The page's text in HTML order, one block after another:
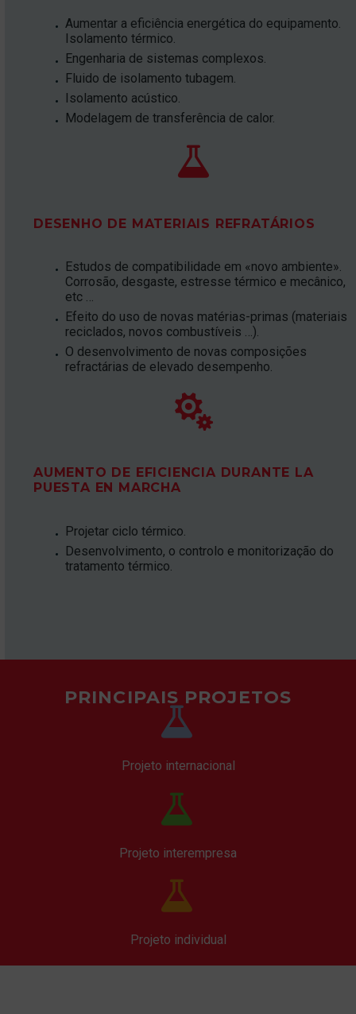
Aumentar a eficiência energética do equipamento.
Isolamento térmico.
Engenharia de sistemas complexos.
Fluido de isolamento tubagem.
Isolamento acústico.
Modelagem de transferência de calor.


DESENHO DE MATERIAIS REFRATÁRIOS
Estudos de compatibilidade em «novo ambiente».
Corrosão, desgaste, estresse térmico e mecânico,
etc …
Efeito do uso de novas matérias-primas (materiais
reciclados, novos combustíveis …).
O desenvolvimento de novas composições
refractárias de elevado desempenho.


AUMENTO DE EFICIENCIA DURANTE LA
PUESTA EN MARCHA
Projetar ciclo térmico.
Desenvolvimento, o controlo e monitorização do
tratamento térmico.
PRINCIPAIS PROJETOS


Projeto internacional


Projeto interempresa


Projeto individual